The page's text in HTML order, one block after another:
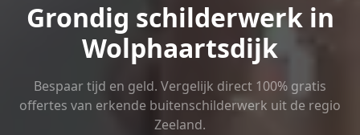
Grondig schilderwerk in
Wolphaartsdijk
Bespaar tijd en geld. Vergelijk direct 100% gratis
offertes van erkende buitenschilderwerk uit de regio
Zeeland.